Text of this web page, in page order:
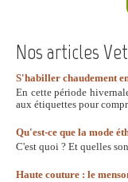
Nos articles
S'habiller chaudement
En cette période
aux étiquettes pour
Qu'est-ce que la mode
C'est quoi ? Et quelles
Haute couture : le